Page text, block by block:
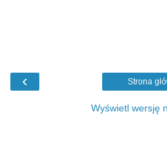
‹ Strona
Wyświetl wersję